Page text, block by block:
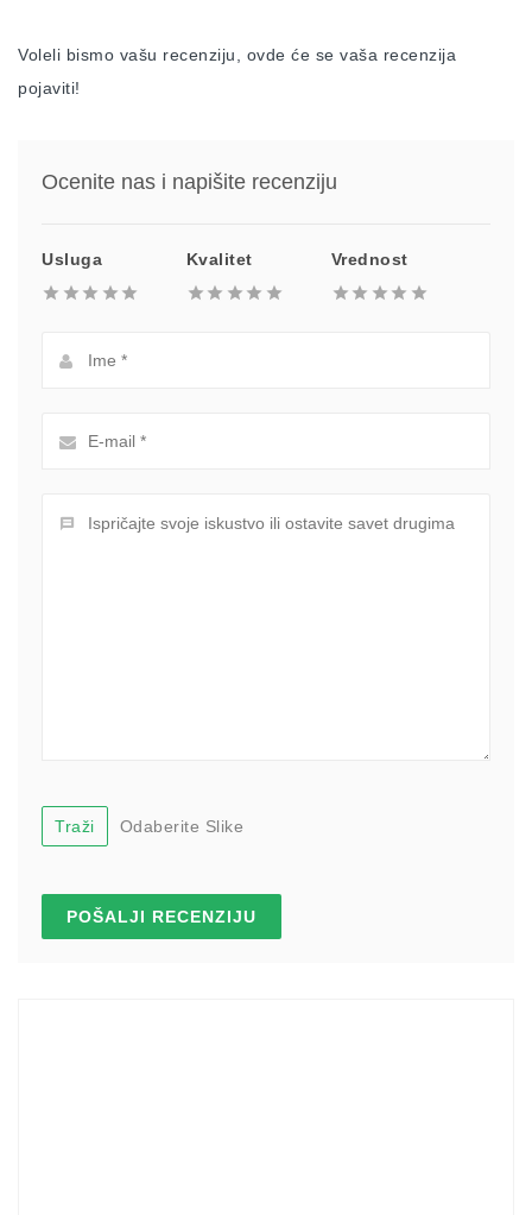
Voleli bismo vašu recenziju, ovde će se vaša recenzija
pojaviti!
Ocenite nas i napišite recenziju
Usluga Kvalitet Vrednost
Traži Odaberite Slike